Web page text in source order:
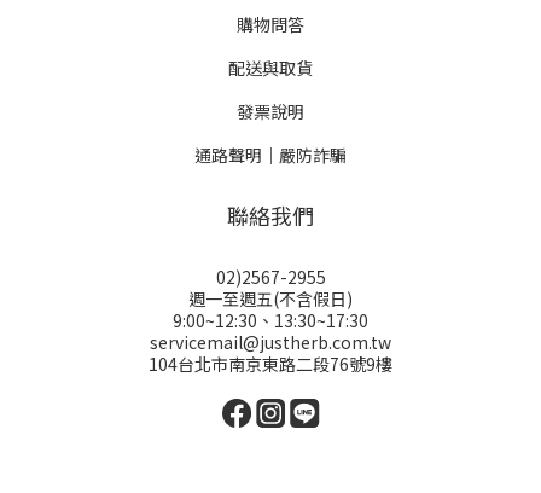
購物問答
配送與取貨
發票說明
通路聲明｜嚴防詐騙
聯絡我們
02)2567-2955
週一至週五(不含假日)
9:00~12:30、13:30~17:30
servicemail@justherb.com.tw
104台北市南京東路二段76號9樓